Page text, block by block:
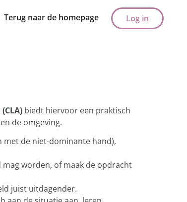
Terug naar de homepage Log in
biedt hiervoor een praktisch
de omgeving.
met de niet-dominante hand),
worden, of maak de opdracht
juist uitdagender.